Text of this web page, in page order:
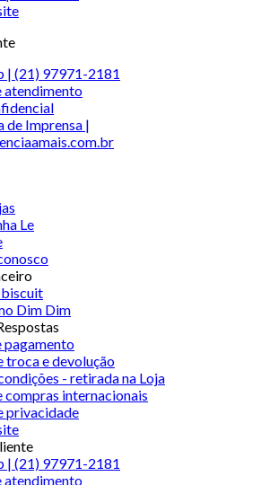
| (21) 97971-2181
atendimento
de Imprensa |
Le
Dim Dim
pagamento
troca e devolução
- retirada na Loja
compras internacionais
privacidade
| (21) 97971-2181
atendimento